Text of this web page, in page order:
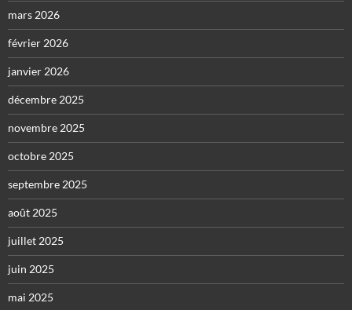
mars 2026
février 2026
janvier 2026
décembre 2025
novembre 2025
octobre 2025
septembre 2025
août 2025
juillet 2025
juin 2025
mai 2025